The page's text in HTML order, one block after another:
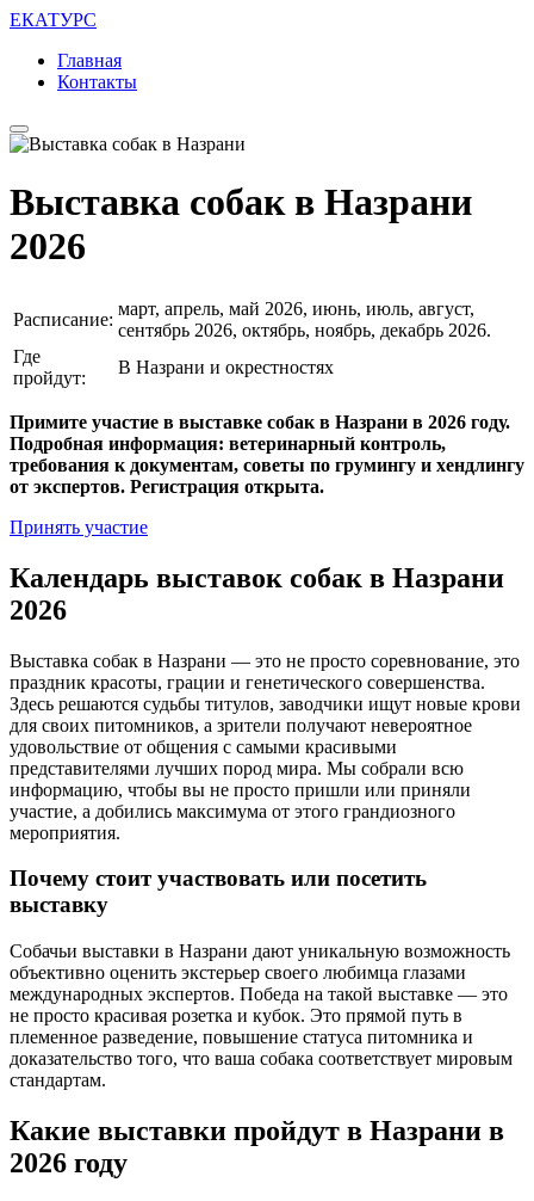
ЕКАТУРС
Главная
Контакты
Выставка собак в Назрани
2026
Расписание:
март, апрель, май 2026, июнь, июль, август,
сентябрь 2026, октябрь, ноябрь, декабрь 2026.
Где
пройдут:
В Назрани и окрестностях
Примите участие в выставке собак в Назрани в 2026 году.
Подробная информация: ветеринарный контроль,
требования к документам, советы по грумингу и хендлингу
от экспертов. Регистрация открыта.
Принять участие
Календарь выставок собак в Назрани
2026
Выставка собак в Назрани — это не просто соревнование, это
праздник красоты, грации и генетического совершенства.
Здесь решаются судьбы титулов, заводчики ищут новые крови
для своих питомников, а зрители получают невероятное
удовольствие от общения с самыми красивыми
представителями лучших пород мира. Мы собрали всю
информацию, чтобы вы не просто пришли или приняли
участие, а добились максимума от этого грандиозного
мероприятия.
Почему стоит участвовать или посетить
выставку
Собачьи выставки в Назрани дают уникальную возможность
объективно оценить экстерьер своего любимца глазами
международных экспертов. Победа на такой выставке — это
не просто красивая розетка и кубок. Это прямой путь в
племенное разведение, повышение статуса питомника и
доказательство того, что ваша собака соответствует мировым
стандартам.
Какие выставки пройдут в Назрани в
2026 году